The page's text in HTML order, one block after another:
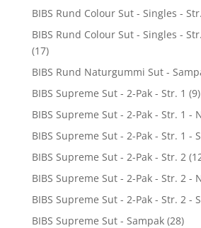
BIBS Rund Colour Sut - Singles -
BIBS Rund Colour Sut - Singles -
(17)
BIBS Rund Naturgummi Sut -
BIBS Supreme Sut - 2-Pak - Str. 1 (9)
BIBS Supreme Sut - 2-Pak - Str. 1 -
BIBS Supreme Sut - 2-Pak - Str. 1 -
BIBS Supreme Sut - 2-Pak - Str. 2
BIBS Supreme Sut - 2-Pak - Str. 2 -
BIBS Supreme Sut - 2-Pak - Str. 2 -
BIBS Supreme Sut - Sampak (28)